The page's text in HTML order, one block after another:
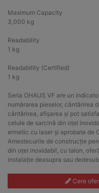
Maximum Capacity
3,000 kg
Readability
1 kg
Readability (Certified)
1 kg
Seria OHAUS VF are un
numărarea pieselor, cântărirea
cântărirea, afișarea și pot
celule de sarcină din oțel
ermetic cu laser și aprobate de
Amestecurile de construcție
din oțel inoxidabil, cu talon,
instalație deasupra sau
Cere